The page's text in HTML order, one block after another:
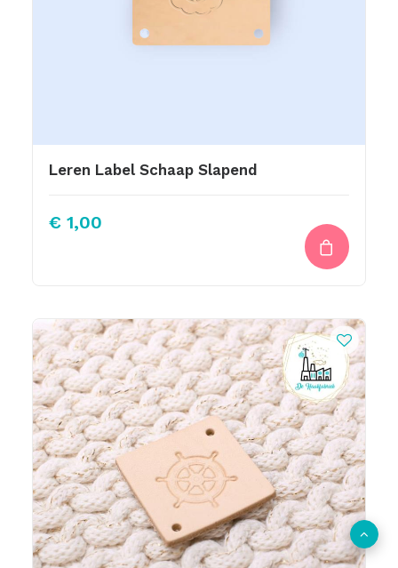
Leren Label Schaap Slapend
€ 1,00